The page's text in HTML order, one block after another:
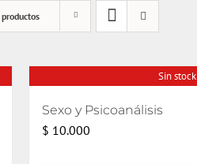
Sin stock
Sexo y Psicoanálisis
$ 10.000